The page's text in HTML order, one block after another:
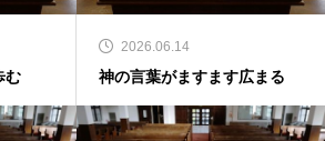
む
2026.06.14
神の言葉がますます広まる